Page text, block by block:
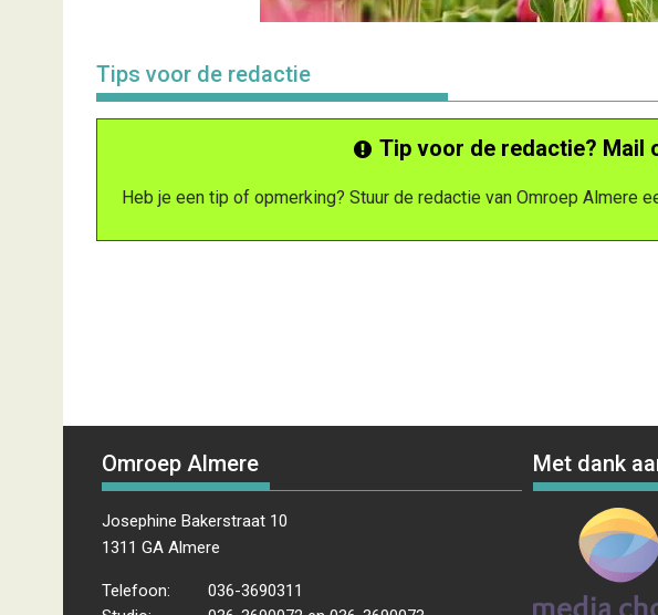
Tips voor de redactie
Tip voor de redactie? Mail
Heb je een tip of opmerking? Stuur de redactie van Omroep Almere
Omroep Almere
Josephine Bakerstraat 10
1311 GA Almere
Telefoon:
036-3690311
Met dank